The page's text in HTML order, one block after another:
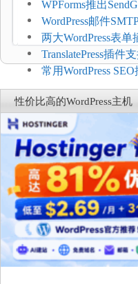
和主机自动备份等
WPForms推出
系人自动同步
WordPress邮件
FluentSMT对比评测
两大WordPress表单
哪个好
TranslatePress插件
常用WordPress
One SEO对比分析
性价比高的WordPress主机